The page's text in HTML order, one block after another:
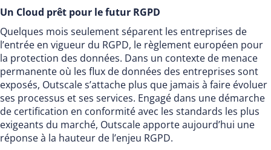
Un Cloud prêt pour le futur RGPD
Quelques mois seulement séparent les entreprises de
l’entrée en vigueur du RGPD, le règlement européen pour
la protection des données. Dans un contexte de menace
permanente où les flux de données des entreprises sont
exposés, Outscale s’attache plus que jamais à faire évoluer
ses processus et ses services. Engagé dans une démarche
de certification en conformité avec les standards les plus
exigeants du marché, Outscale apporte aujourd’hui une
réponse à la hauteur de l’enjeu RGPD.